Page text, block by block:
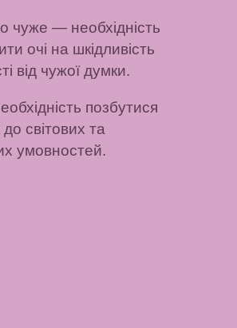
чуже — необхідність
очі на шкідливість
від чужої думки.
позбутися
світових та
умовностей.